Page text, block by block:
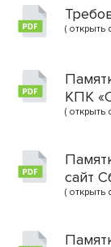
( открыть
КПК
( открыть
сайт
(